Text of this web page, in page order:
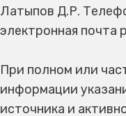
Латыпов Д.Р.
электронная почта
При полном или
информации
источника и